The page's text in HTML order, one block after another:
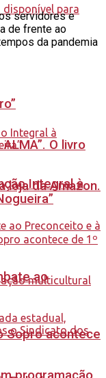
ALMA”. O livro
loja da Amazon.
Sopro acontece
servidores e
de frente ao
da pandemia
Integral à
ao